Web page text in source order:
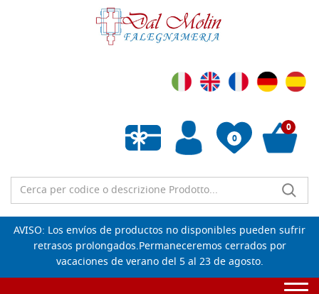
0
Lista de deseos vacía
0
AVISO: Los envíos de productos no disponibles pueden sufrir
retrasos prolongados.Permaneceremos cerrados por
vacaciones de verano del 5 al 23 de agosto.